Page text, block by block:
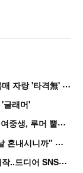
비
비, 성행위 연상 안무로 논란인데..워터밤 몸매 자랑 '타격無' 근황
글래머'
“
연습생 아닙니다” 싸이 '흠뻑쇼' 즉석 캐스팅 여중생, 루머 뿔났다[Oh!쎈 이...
홍
진영, '임신설' 종결 작정하고 입은 옷…"맨날 혼내시니까" 억울
'
흑백' 김도윤♥배우 김서연, 4년만 공개열애 시작..드디어 SNS에 노출 [핫피...